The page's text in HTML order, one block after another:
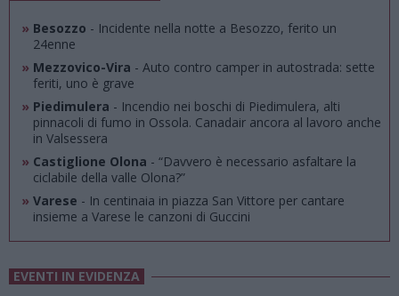
» Besozzo - Incidente nella notte a Besozzo, ferito un
24enne
» Mezzovico-Vira - Auto contro camper in autostrada: sette
feriti, uno è grave
» Piedimulera - Incendio nei boschi di Piedimulera, alti
pinnacoli di fumo in Ossola. Canadair ancora al lavoro anche
in Valsessera
» Castiglione Olona - “Davvero è necessario asfaltare la
ciclabile della valle Olona?”
» Varese - In centinaia in piazza San Vittore per cantare
insieme a Varese le canzoni di Guccini
EVENTI IN EVIDENZA